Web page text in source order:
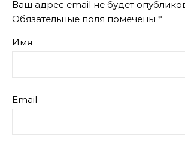
Ваш адрес email не будет
Обязательные поля помечены *
Имя
Email